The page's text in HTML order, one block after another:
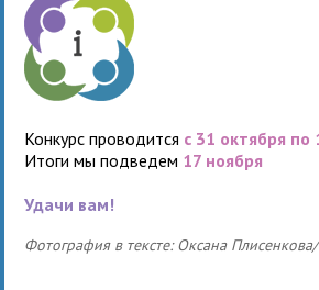
Конкурс про­во­дится с 31 октября по
Итоги мы под­ве­дем 17 ноября
Удачи вам!
Фотография в тексте: Оксана